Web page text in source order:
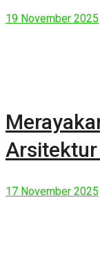
19 November 2025
17 November 2025